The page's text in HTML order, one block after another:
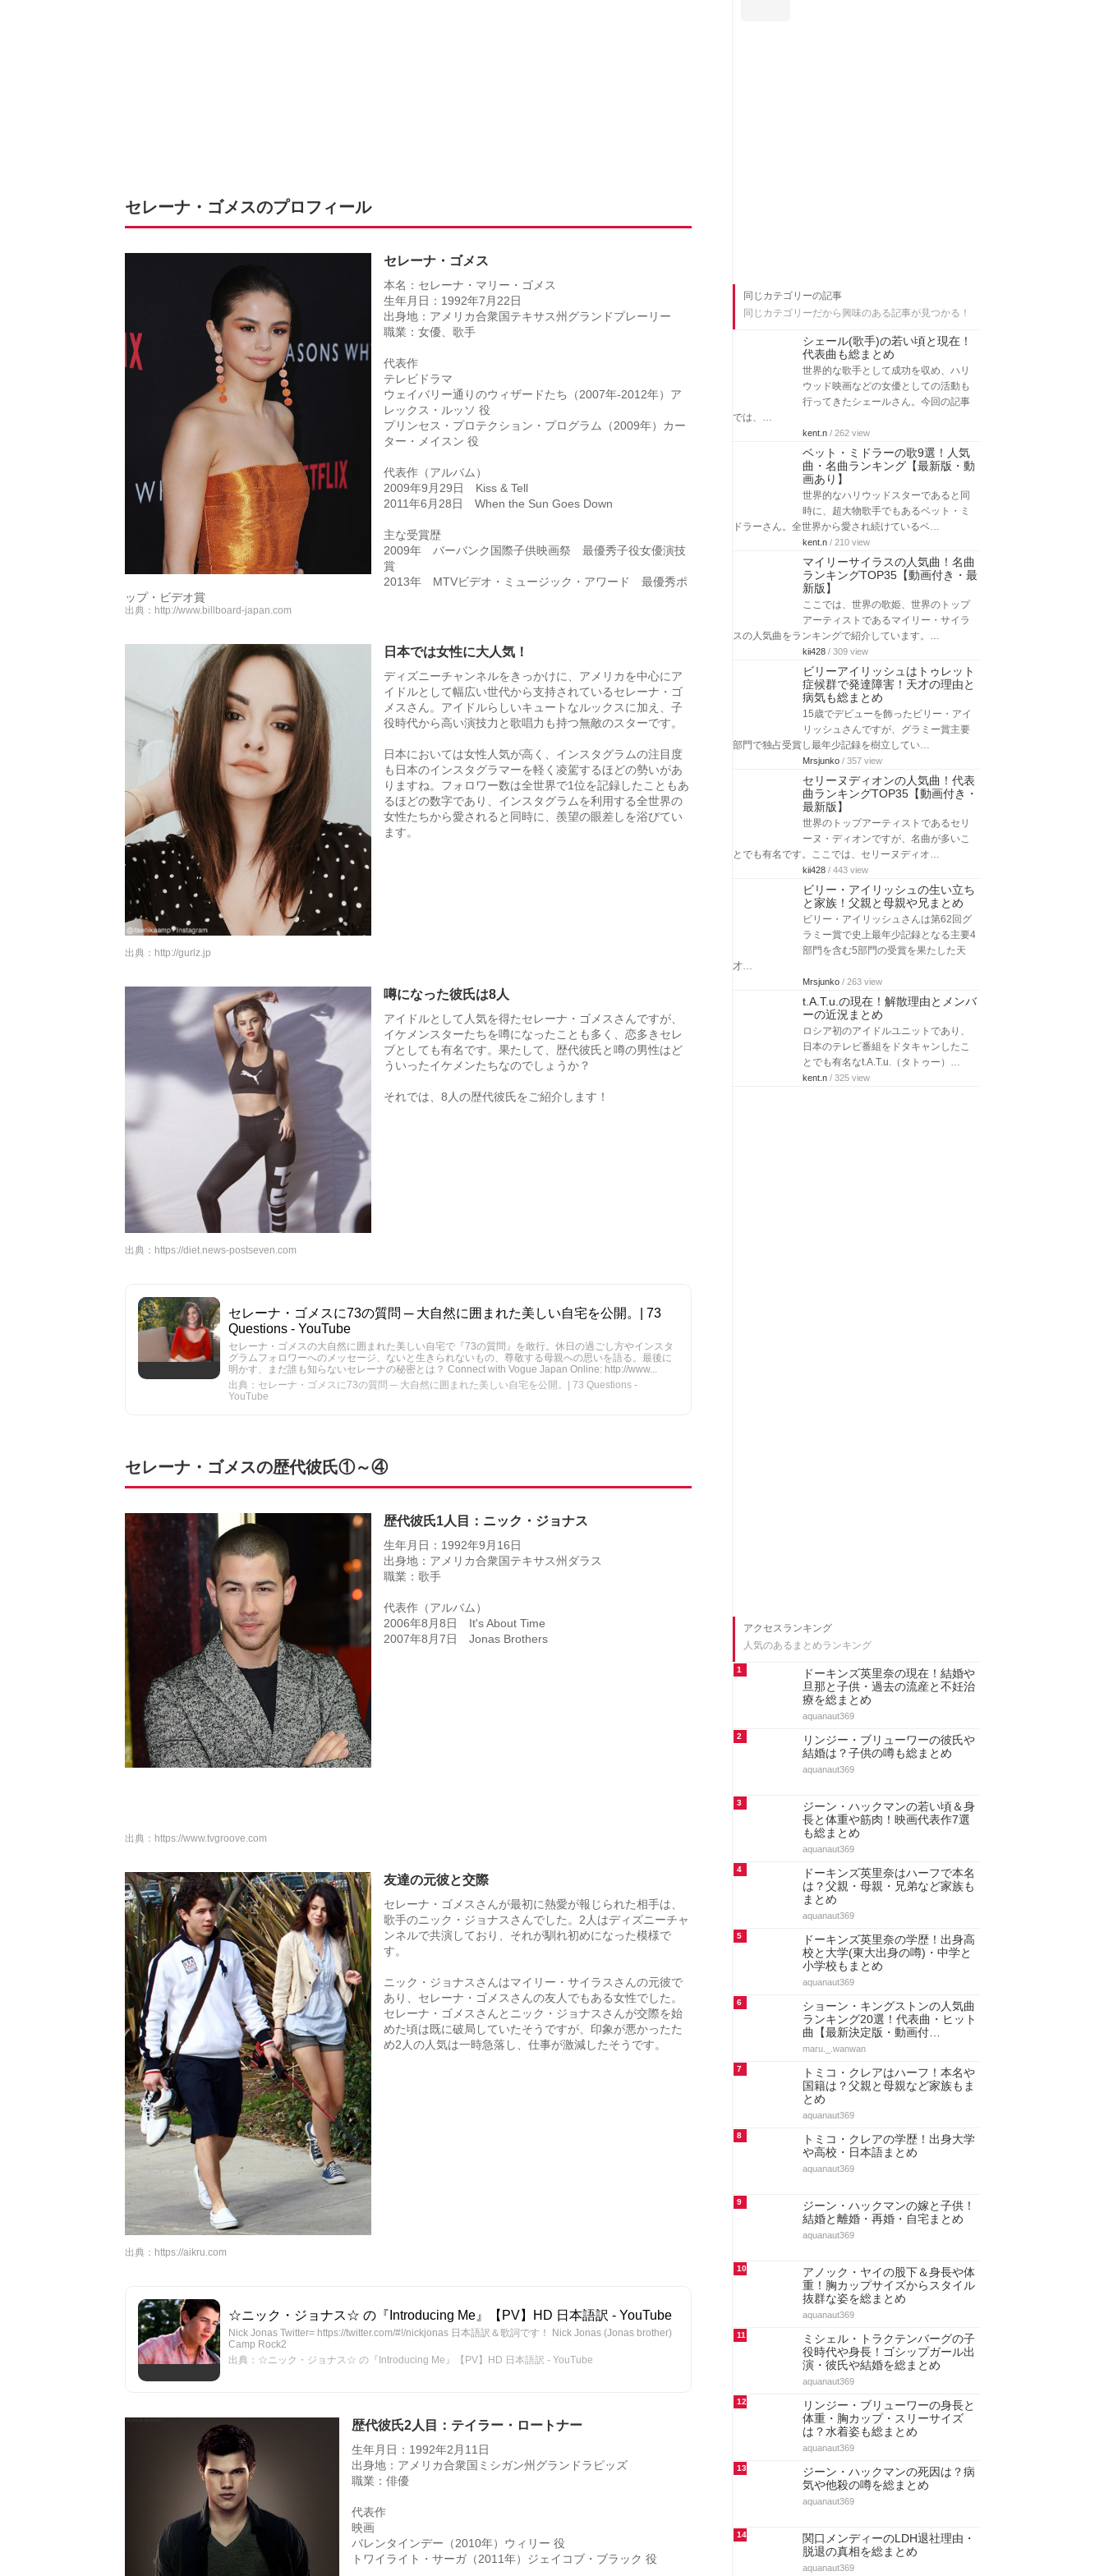
セレーナ・ゴメスのプロフィール
セレーナ・ゴメス
本名：セレーナ・マリー・ゴメス
生年月日：1992年7月22日
出身地：アメリカ合衆国テキサス州グランドプレーリー
職業：女優、歌手
代表作
テレビドラマ
ウェイバリー通りのウィザードたち（2007年-2012年）ア
レックス・ルッソ 役
プリンセス・プロテクション・プログラム（2009年）カー
ター・メイスン 役
代表作（アルバム）
2009年9月29日 Kiss & Tell
2011年6月28日 When the Sun Goes Down
主な受賞歴
2009年 バーバンク国際子供映画祭 最優秀子役女優演技
賞
2013年 MTVビデオ・ミュージック・アワード 最優秀ポ
ップ・ビデオ賞
出典： http://www.billboard-japan.com
日本では女性に大人気！
ディズニーチャンネルをきっかけに、アメリカを中心にア
イドルとして幅広い世代から支持されているセレーナ・ゴ
メスさん。アイドルらしいキュートなルックスに加え、子
役時代から高い演技力と歌唱力も持つ無敵のスターです。
日本においては女性人気が高く、インスタグラムの注目度
も日本のインスタグラマーを軽く凌駕するほどの勢いがあ
りますね。フォロワー数は全世界で1位を記録したこともあ
るほどの数字であり、インスタグラムを利用する全世界の
女性たちから愛されると同時に、羨望の眼差しを浴びてい
ます。
出典： http://gurlz.jp
噂になった彼氏は8人
アイドルとして人気を得たセレーナ・ゴメスさんですが、
イケメンスターたちを噂になったことも多く、恋多きセレ
ブとしても有名です。果たして、歴代彼氏と噂の男性はど
ういったイケメンたちなのでしょうか？
それでは、8人の歴代彼氏をご紹介します！
出典： https://diet.news-postseven.com
セレーナ・ゴメスに73の質問 ─ 大自然に囲まれた美しい自宅を公開。| 73
Questions - YouTube
セレーナ・ゴメスの大自然に囲まれた美しい自宅で『73の質問』を敢行。休日の過ごし方やインスタ
グラムフォロワーへのメッセージ、ないと生きられないもの、尊敬する母親への思いを語る。最後に
明かす、まだ誰も知らないセレーナの秘密とは？ Connect with Vogue Japan Online: http://www...
出典：セレーナ・ゴメスに73の質問 ─ 大自然に囲まれた美しい自宅を公開。| 73 Questions -
YouTube
セレーナ・ゴメスの歴代彼氏①～④
歴代彼氏1人目：ニック・ジョナス
生年月日：1992年9月16日
出身地：アメリカ合衆国テキサス州ダラス
職業：歌手
代表作（アルバム）
2006年8月8日 It's About Time
2007年8月7日 Jonas Brothers
出典： https://www.tvgroove.com
友達の元彼と交際
セレーナ・ゴメスさんが最初に熱愛が報じられた相手は、
歌手のニック・ジョナスさんでした。2人はディズニーチャ
ンネルで共演しており、それが馴れ初めになった模様で
す。
ニック・ジョナスさんはマイリー・サイラスさんの元彼で
あり、セレーナ・ゴメスさんの友人でもある女性でした。
セレーナ・ゴメスさんとニック・ジョナスさんが交際を始
めた頃は既に破局していたそうですが、印象が悪かったた
め2人の人気は一時急落し、仕事が激減したそうです。
出典： https://aikru.com
☆ニック・ジョナス☆ の『Introducing Me』【PV】HD 日本語訳 - YouTube
Nick Jonas Twitter= https://twitter.com/#!/nickjonas 日本語訳＆歌詞です！ Nick Jonas (Jonas brother)
Camp Rock2
出典：☆ニック・ジョナス☆ の『Introducing Me』【PV】HD 日本語訳 - YouTube
歴代彼氏2人目：テイラー・ロートナー
生年月日：1992年2月11日
出身地：アメリカ合衆国ミシガン州グランドラピッズ
職業：俳優
代表作
映画
バレンタインデー（2010年）ウィリー 役
トワイライト・サーガ（2011年）ジェイコブ・ブラック 役
同じカテゴリーの記事
同じカテゴリーだから興味のある記事が見つかる！
シェール(歌手)の若い頃と現在！
代表曲も総まとめ
世界的な歌手として成功を収め、ハリ
ウッド映画などの女優としての活動も
行ってきたシェールさん。今回の記事
では、…
kent.n / 262 view
ベット・ミドラーの歌9選！人気
曲・名曲ランキング【最新版・動
画あり】
世界的なハリウッドスターであると同
時に、超大物歌手でもあるベット・ミ
ドラーさん。全世界から愛され続けているベ…
kent.n / 210 view
マイリーサイラスの人気曲！名曲
ランキングTOP35【動画付き・最
新版】
ここでは、世界の歌姫、世界のトップ
アーティストであるマイリー・サイラ
スの人気曲をランキングで紹介しています。…
kii428 / 309 view
ビリーアイリッシュはトゥレット
症候群で発達障害！天才の理由と
病気も総まとめ
15歳でデビューを飾ったビリー・アイ
リッシュさんですが、グラミー賞主要
部門で独占受賞し最年少記録を樹立してい…
Mrsjunko / 357 view
セリーヌディオンの人気曲！代表
曲ランキングTOP35【動画付き・
最新版】
世界のトップアーティストであるセリ
ーヌ・ディオンですが、名曲が多いこ
とでも有名です。ここでは、セリーヌディオ…
kii428 / 443 view
ビリー・アイリッシュの生い立ち
と家族！父親と母親や兄まとめ
ビリー・アイリッシュさんは第62回グ
ラミー賞で史上最年少記録となる主要4
部門を含む5部門の受賞を果たした天
才…
Mrsjunko / 263 view
t.A.T.u.の現在！解散理由とメンバ
ーの近況まとめ
ロシア初のアイドルユニットであり、
日本のテレビ番組をドタキャンしたこ
とでも有名なt.A.T.u.（タトゥー）…
kent.n / 325 view
アクセスランキング
人気のあるまとめランキング
1
ドーキンズ英里奈の現在！結婚や
旦那と子供・過去の流産と不妊治
療を総まとめ
aquanaut369
2
リンジー・ブリューワーの彼氏や
結婚は？子供の噂も総まとめ
aquanaut369
3
ジーン・ハックマンの若い頃＆身
長と体重や筋肉！映画代表作7選
も総まとめ
aquanaut369
4
ドーキンズ英里奈はハーフで本名
は？父親・母親・兄弟など家族も
まとめ
aquanaut369
5
ドーキンズ英里奈の学歴！出身高
校と大学(東大出身の噂)・中学と
小学校もまとめ
aquanaut369
6
ショーン・キングストンの人気曲
ランキング20選！代表曲・ヒット
曲【最新決定版・動画付…
maru._.wanwan
7
トミコ・クレアはハーフ！本名や
国籍は？父親と母親など家族もま
とめ
aquanaut369
8
トミコ・クレアの学歴！出身大学
や高校・日本語まとめ
aquanaut369
9
ジーン・ハックマンの嫁と子供！
結婚と離婚・再婚・自宅まとめ
aquanaut369
10
アノック・ヤイの股下＆身長や体
重！胸カップサイズからスタイル
抜群な姿を総まとめ
aquanaut369
11
ミシェル・トラクテンバーグの子
役時代や身長！ゴシップガール出
演・彼氏や結婚を総まとめ
aquanaut369
12
リンジー・ブリューワーの身長と
体重・胸カップ・スリーサイズ
は？水着姿も総まとめ
aquanaut369
13
ジーン・ハックマンの死因は？病
気や他殺の噂を総まとめ
aquanaut369
14
関口メンディーのLDH退社理由・
脱退の真相を総まとめ
aquanaut369